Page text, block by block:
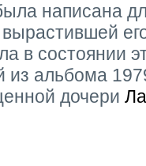
написана
вырастившей
в состоянии
альбома
дочери